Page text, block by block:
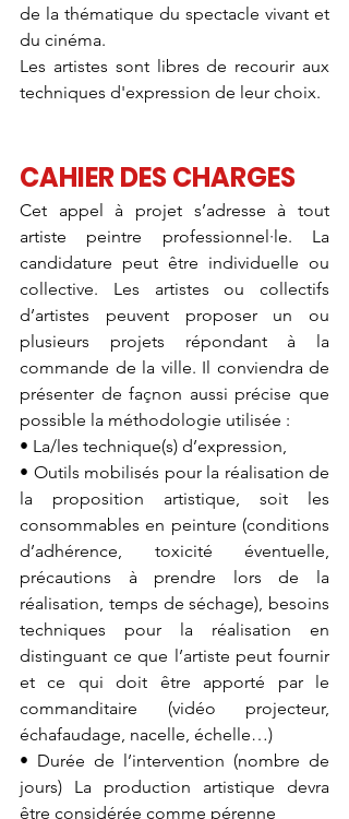
de la thématique du spectacle vivant et
du cinéma.
Les artistes sont libres de recourir aux
techniques d'expression de leur choix.
CAHIER DES CHARGES
Cet appel à projet s’adresse à tout
artiste peintre professionnel·le. La
candidature peut être individuelle ou
collective. Les artistes ou collectifs
d’artistes peuvent proposer un ou
plusieurs projets répondant à la
commande de la ville. Il conviendra de
présenter de façnon aussi précise que
possible la méthodologie utilisée :
• La/les technique(s) d’expression,
• Outils mobilisés pour la réalisation de
la proposition artistique, soit les
consommables en peinture (conditions
d’adhérence, toxicité éventuelle,
précautions à prendre lors de la
réalisation, temps de séchage), besoins
techniques pour la réalisation en
distinguant ce que l’artiste peut fournir
et ce qui doit être apporté par le
commanditaire (vidéo projecteur,
échafaudage, nacelle, échelle…)
• Durée de l’intervention (nombre de
jours) La production artistique devra
être considérée comme pérenne